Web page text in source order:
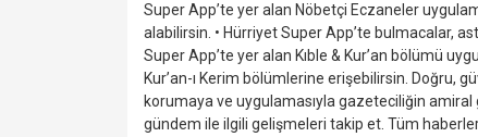
Super App’te yer alan Nöbetçi Eczaneler
alabilirsin. •⁠ ⁠Hürriyet Super App’te bulmacalar,
Super App’te yer alan Kıble & Kur’an bölümü
Kur’an-ı Kerim bölümlerine erişebilirsin. Doğru,
korumaya ve uygulamasıyla gazeteciliğin
gündem ile ilgili gelişmeleri takip et. Tüm